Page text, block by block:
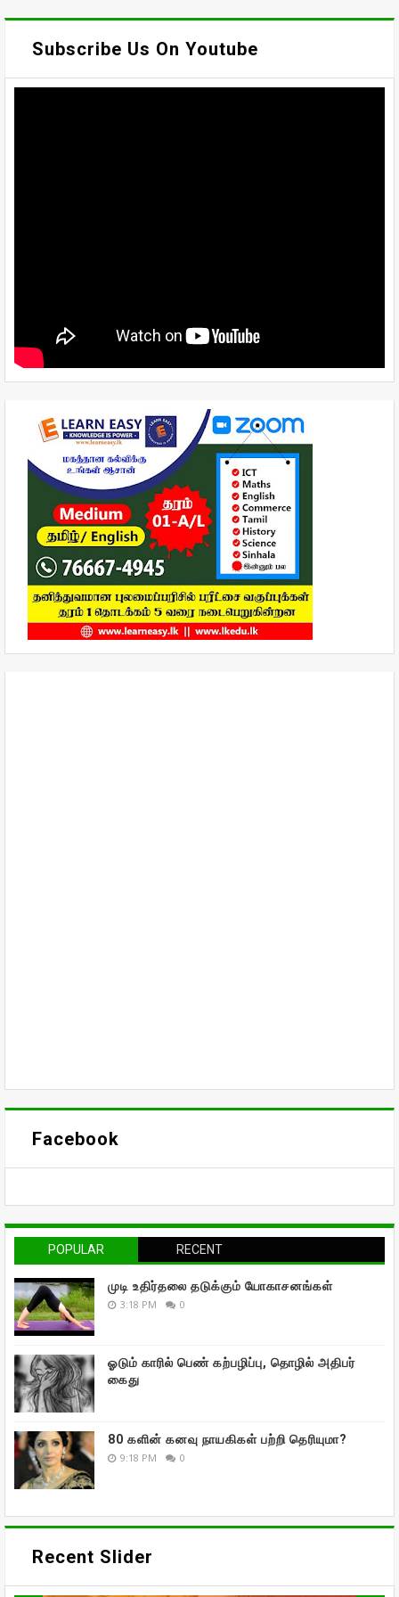
Subscribe Us On Youtube
Facebook
POPULAR RECENT
முடி உதிர்தலை தடுக்கும் யோகாசனங்கள்
3:18 PM 0
ஓடும் காரில் பெண் கற்பழிப்பு, தொழில் அதிபர்
கைது
80 களின் கனவு நாயகிகள் பற்றி தெரியுமா?
9:18 PM 0
Recent Slider